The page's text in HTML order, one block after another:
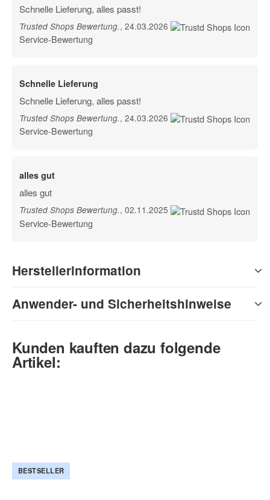
Schnelle Lieferung, alles passt!
Trusted Shops Bewertung., 24.03.2026
Service-Bewertung
Schnelle Lieferung
Schnelle Lieferung, alles passt!
Trusted Shops Bewertung., 24.03.2026
Service-Bewertung
alles gut
alles gut
Trusted Shops Bewertung., 02.11.2025
Service-Bewertung
Herstellerinformation
Anwender- und Sicherheitshinweise
Kunden kauften dazu folgende
Artikel:
BESTSELLER